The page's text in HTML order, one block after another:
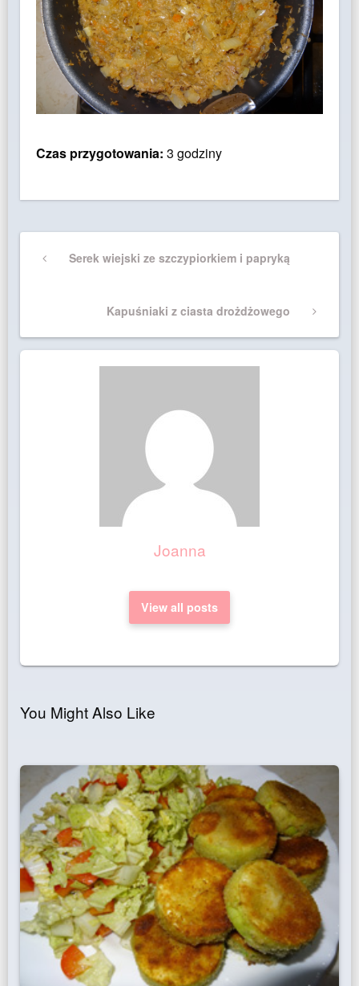
Czas przygotowania: 3 godziny
Nawigacja
wpisuPreviousSerek wiejski ze szczypiorkiem i papryką
Next
Kapuśniaki z ciasta drożdżowego
Joanna
View all posts
You Might Also Like